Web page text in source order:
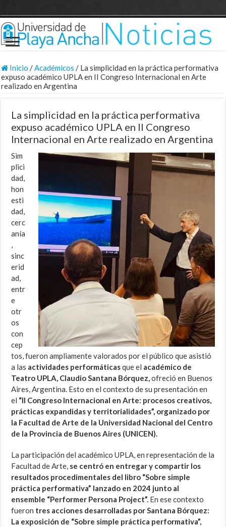
Inicio /Académicos / La simplicidad en la práctica performativa
expuso académico UPLA en II Congreso Internacional en Arte
realizado en Argentina
La simplicidad en la práctica performativa
expuso académico UPLA en II Congreso
Internacional en Arte realizado en Argentina
Sim
plici
dad,
hon
esti
dad,
cerc
anía
,
sinc
erid
ad,
entr
e
otr
os
con
cep
tos, fueron ampliamente valorados por el público que asistió
a las actividades performáticasque el académico de
Teatro UPLA, Claudio Santana Bórquez,ofreció en Buenos
Aires, Argentina. Esto en el contexto de su presentación en
el “II Congreso Internacional en Arte: procesos creativos,
prácticas expandidas y territorialidades”, organizado por
la Facultad de Arte de la Universidad Nacional del Centro
de la Provincia de Buenos Aires (UNICEN).
La participación del académico UPLA, en representación de la
Facultad de Arte, se centró en entregar y compartir los
resultados procedimentales del libro “Sobre simple
práctica performativa” lanzado en 2024 junto al
ensemble “Performer Persona Project”. En ese contexto
fueron tres acciones desarrolladas por Santana Bórquez:
La exposición de “Sobre simple práctica performativa”,